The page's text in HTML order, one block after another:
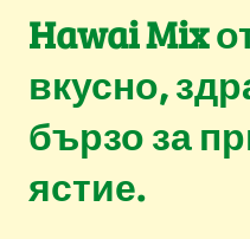
Hawai Mix
вкусно,
бързо за
ястие.